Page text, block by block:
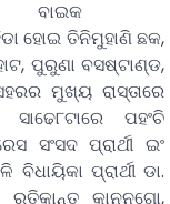
ବାଇକ
ହୋଇ ତିନିମୁହାଣି ଛକ,
ପୁରୁଣା ବସଷ୍ଟାଣ୍ଡ,
ମୁଖ୍ୟ ରାସ୍ତାରେ
ପହଂଚି
ସଂସଦ ପ୍ରାର୍ଥୀ ଇଂ
ପ୍ରାର୍ଥୀ ଡା.
ରତିକାନ୍ତ କାନୁନଗୋ,